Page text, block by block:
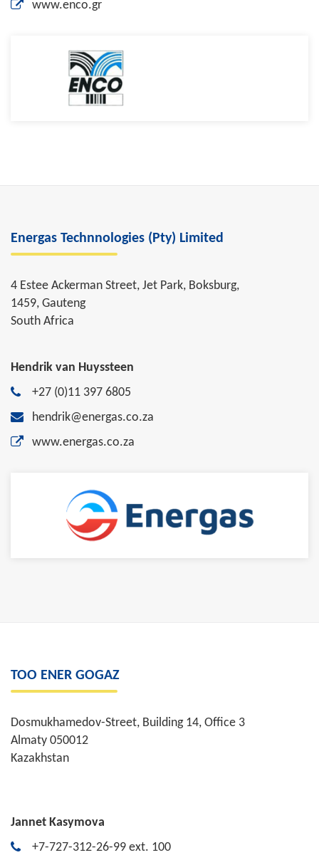
www.enco.gr
Energas Technnologies (Pty) Limited
4 Estee Ackerman Street, Jet Park, Boksburg,
1459, Gauteng
South Africa
Hendrik van Huyssteen
+27 (0)11 397 6805
hendrik@energas.co.za
www.energas.co.za
TOO ENER GOGAZ
Dosmukhamedov-Street, Building 14, Office 3
Almaty 050012
Kazakhstan
Jannet Kasymova
+7-727-312-26-99 ext. 100